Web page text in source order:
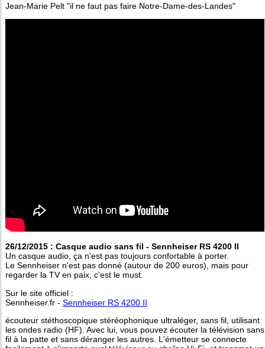
Jean-Marie Pelt "il ne faut pas faire Notre-Dame-des-Landes"
26/12/2015 : Casque audio sans fil - Sennheiser RS 4200 II
Un casque audio, ça n'est pas toujours confortable à porter.
Le Sennheiser n'est pas donné (autour de 200 euros), mais pour
regarder la TV en paix, c'est le must.
Sur le site officiel :
Sennheiser.fr - Sennheiser RS 4200 II
écouteur stéthoscopique stéréophonique ultraléger, sans fil, utilisant
les ondes radio (HF). Avec lui, vous pouvez écouter la télévision sans
fil à la patte et sans déranger les autres. L'émetteur se connecte